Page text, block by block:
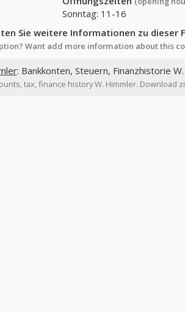
Sonntag: 11-16
Sie weitere Informationen zu dieser
Want add more information about this
: Bankkonten, Steuern, Finanzhistorie
tax, finance history W. Himmler. Download